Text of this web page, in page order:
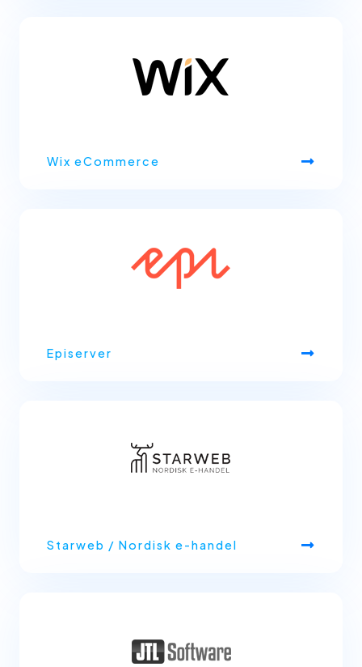
Wix eCommerce
Episerver
Starweb / Nordisk e-handel